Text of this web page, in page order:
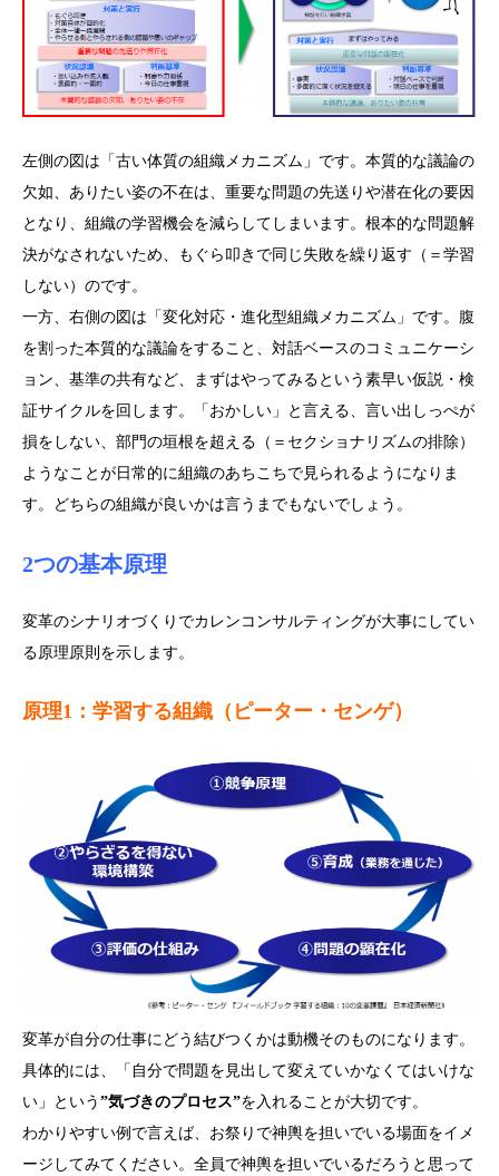
左側の図は「古い体質の組織メカニズム」です。本質的な議論の
欠如、ありたい姿の不在は、重要な問題の先送りや潜在化の要因
となり、組織の学習機会を減らしてしまいます。根本的な問題解
決がなされないため、もぐら叩きで同じ失敗を繰り返す（＝学習
しない）のです。
一方、右側の図は「変化対応・進化型組織メカニズム」です。腹
を割った本質的な議論をすること、対話ベースのコミュニケーシ
ョン、基準の共有など、まずはやってみるという素早い仮説・検
証サイクルを回します。「おかしい」と言える、言い出しっぺが
損をしない、部門の垣根を超える（＝セクショナリズムの排除）
ようなことが日常的に組織のあちこちで見られるようになりま
す。どちらの組織が良いかは言うまでもないでしょう。
2つの基本原理
変革のシナリオづくりでカレンコンサルティングが大事にしてい
る原理原則を示します。
原理1：学習する組織（ピーター・センゲ）
変革が自分の仕事にどう結びつくかは動機そのものになります。
具体的には、「自分で問題を見出して変えていかなくてはいけな
い」という ”気づきのプロセス”を入れることが大切です。
わかりやすい例で言えば、お祭りで神輿を担いでいる場面をイメ
ージしてみてください。全員で神輿を担いでいるだろうと思って